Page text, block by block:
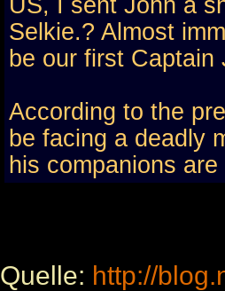
US, I sent John a
Selkie.? Almost
be our first Captain
According to the
be facing a deadly
his companions
Quelle: http://